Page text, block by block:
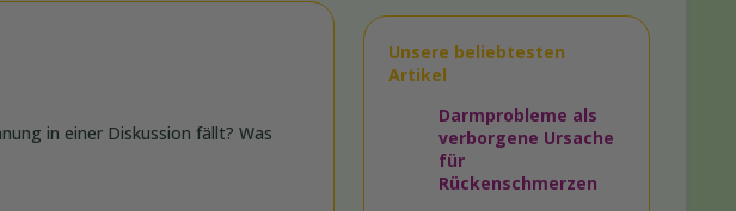
Unsere beliebtesten
Artikel
Darmprobleme als
verborgene Ursache
für
Rückenschmerzen
in einer Diskussion fällt? Was